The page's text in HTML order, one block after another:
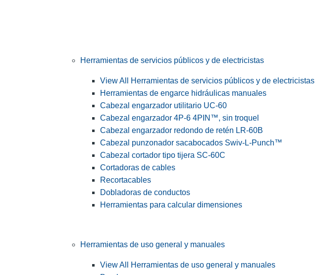
Herramientas de servicios públicos y de electricistas
View All Herramientas de servicios públicos y de electricistas
Herramientas de engarce hidráulicas manuales
Cabezal engarzador utilitario UC-60
Cabezal engarzador 4P-6 4PIN™, sin troquel
Cabezal engarzador redondo de retén LR-60B
Cabezal punzonador sacabocados Swiv-L-Punch™
Cabezal cortador tipo tijera SC-60C
Cortadoras de cables
Recortacables
Dobladoras de conductos
Herramientas para calcular dimensiones
Herramientas de uso general y manuales
View All Herramientas de uso general y manuales